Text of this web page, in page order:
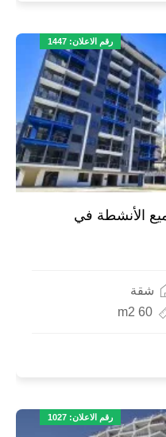
رقم الاعلان: 1447
مع جميع الأنشطة في
شقة
60 m2
رقم الاعلان: 1027